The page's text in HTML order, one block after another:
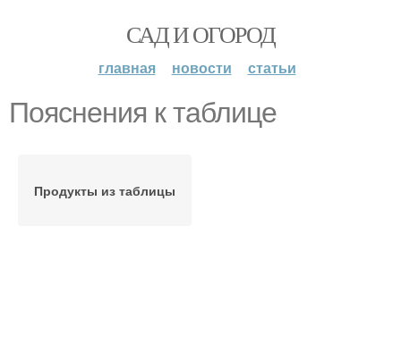
САД И ОГОРОД
главная новости статьи
Пояснения к таблице
Продукты из таблицы